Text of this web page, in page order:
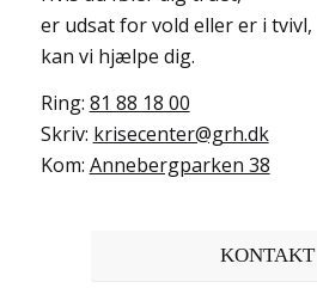
er udsat for vold eller er i tvivl,
kan vi hjælpe dig.
Ring: 81 88 18 00
Skriv: krisecenter@grh.dk
Kom: Annebergparken 38
KONTAKT